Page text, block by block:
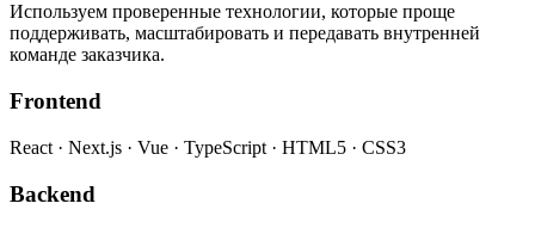
Используем проверенные технологии, которые проще
поддерживать, масштабировать и передавать внутренней
команде заказчика.
Frontend
React · Next.js · Vue · TypeScript · HTML5 · CSS3
Backend